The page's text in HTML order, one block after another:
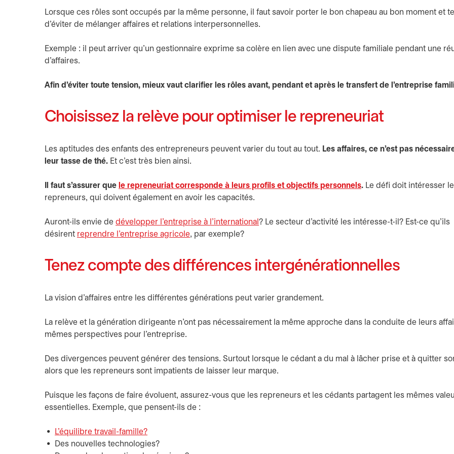
Lorsque ces rôles sont occupés par la même personne, il faut savoir porter le bon chapeau au bon moment et
d’éviter de mélanger affaires et relations interpersonnelles.
Exemple : il peut arriver qu’un gestionnaire exprime sa colère en lien avec une dispute familiale pendant une
d’affaires.
Afin d’éviter toute tension, mieux vaut clarifier les rôles avant, pendant et après le transfert de l’entreprise
Choisissez la relève pour optimiser le repreneuriat
Les aptitudes des enfants des entrepreneurs peuvent varier du tout au tout. Les affaires, ce n’est pas
leur tasse de thé. Et c’est très bien ainsi.
Il faut s’assurer que le repreneuriat corresponde à leurs profils et objectifs personnels. Le défi doit intéresser
repreneurs, qui doivent également en avoir les capacités.
Auront-ils envie de développer l’entreprise à l’international ? Le secteur d’activité les intéresse-t-il? Est-ce qu’ils
désirent reprendre l’entreprise agricole, par exemple?
Tenez compte des différences intergénérationnelles
La vision d’affaires entre les différentes générations peut varier grandement.
La relève et la génération dirigeante n’ont pas nécessairement la même approche dans la conduite de leurs
mêmes perspectives pour l’entreprise.
Des divergences peuvent générer des tensions. Surtout lorsque le cédant a du mal à lâcher prise et à quitter
alors que les repreneurs sont impatients de laisser leur marque.
Puisque les façons de faire évoluent, assurez-vous que les repreneurs et les cédants partagent les mêmes
essentielles. Exemple, que pensent-ils de :
L’équilibre travail-famille?
Des nouvelles technologies?